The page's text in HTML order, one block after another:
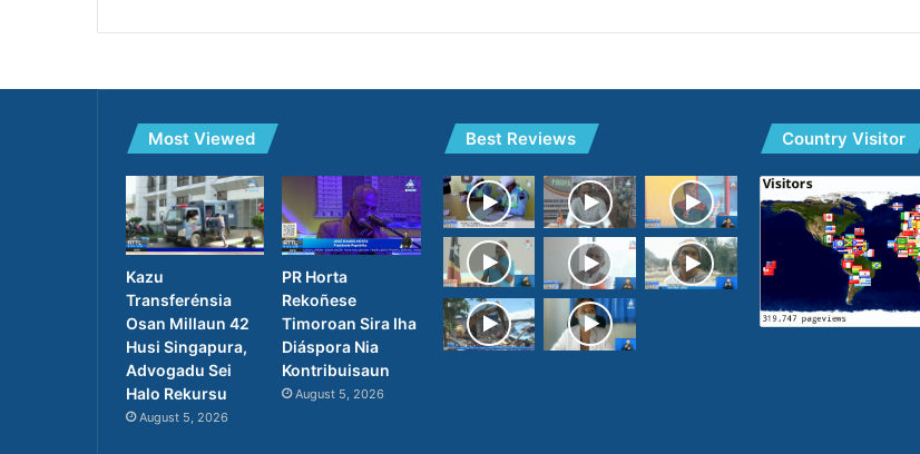
Most Viewed
Kazu
Transferénsia
Osan Millaun 42
Husi Singapura,
Advogadu Sei
Halo Rekursu
August 5, 2026
PR Horta
Rekoñese
Timoroan Sira Iha
Diáspora Nia
Kontribuisaun
August 5, 2026
Best Reviews Country Visitor